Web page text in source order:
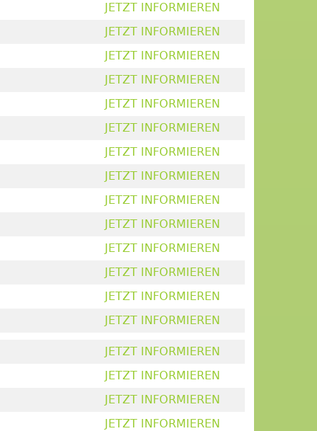
JETZT INFORMIEREN
JETZT INFORMIEREN
JETZT INFORMIEREN
JETZT INFORMIEREN
JETZT INFORMIEREN
JETZT INFORMIEREN
JETZT INFORMIEREN
JETZT INFORMIEREN
JETZT INFORMIEREN
JETZT INFORMIEREN
JETZT INFORMIEREN
JETZT INFORMIEREN
JETZT INFORMIEREN
JETZT INFORMIEREN
JETZT INFORMIEREN
JETZT INFORMIEREN
JETZT INFORMIEREN
JETZT INFORMIEREN